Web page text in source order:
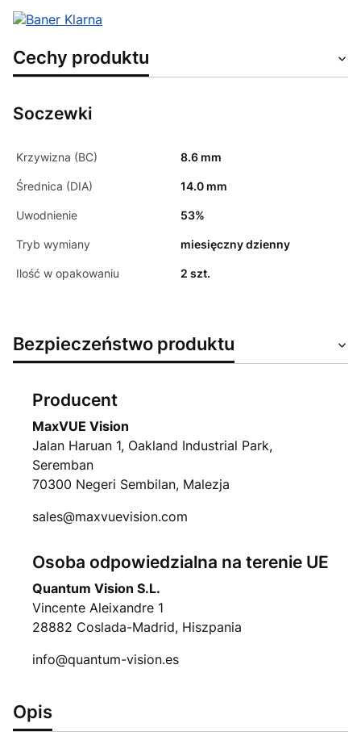
Cechy produktu
Soczewki
Krzywizna (BC) 8.6 mm
Średnica (DIA) 14.0 mm
Uwodnienie 53%
Tryb wymiany miesięczny dzienny
Ilość w opakowaniu 2 szt.
Bezpieczeństwo produktu
Producent
MaxVUE Vision
Jalan Haruan 1, Oakland Industrial Park,
Seremban
70300 Negeri Sembilan, Malezja
sales@maxvuevision.com
Osoba odpowiedzialna na terenie UE
Quantum Vision S.L.
Vincente Aleixandre 1
28882 Coslada-Madrid, Hiszpania
info@quantum-vision.es
Opis